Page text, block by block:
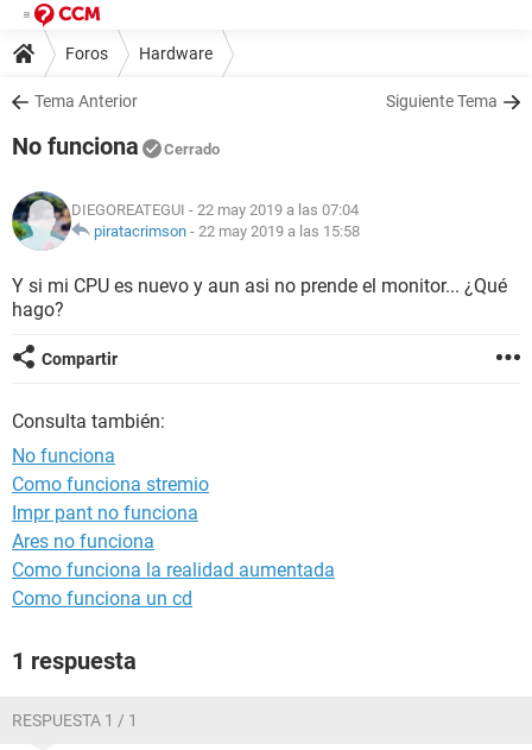
Foros Hardware
Tema Anterior Siguiente Tema
No funciona Cerrado
DIEGOREATEGUI - 22 may 2019 a las 07:04
piratacrimson - 22 may 2019 a las 15:58
Y si mi CPU es nuevo y aun asi no prende el monitor... ¿Qué
hago?
Compartir
Consulta también:
No funciona
Como funciona stremio
Impr pant no funciona
Ares no funciona
Como funciona la realidad aumentada
Como funciona un cd
1 respuesta
RESPUESTA 1 / 1